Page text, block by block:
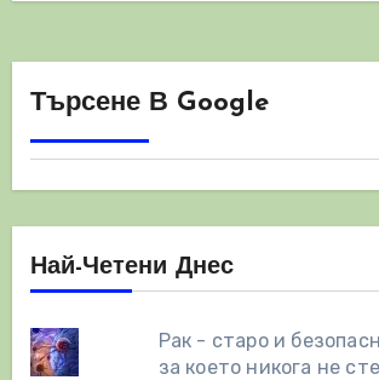
Търсене В Google
Най-Четени Днес
Рак - старо и
за което никога не